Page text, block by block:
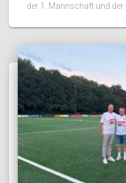
der 1. Mannschaft und der